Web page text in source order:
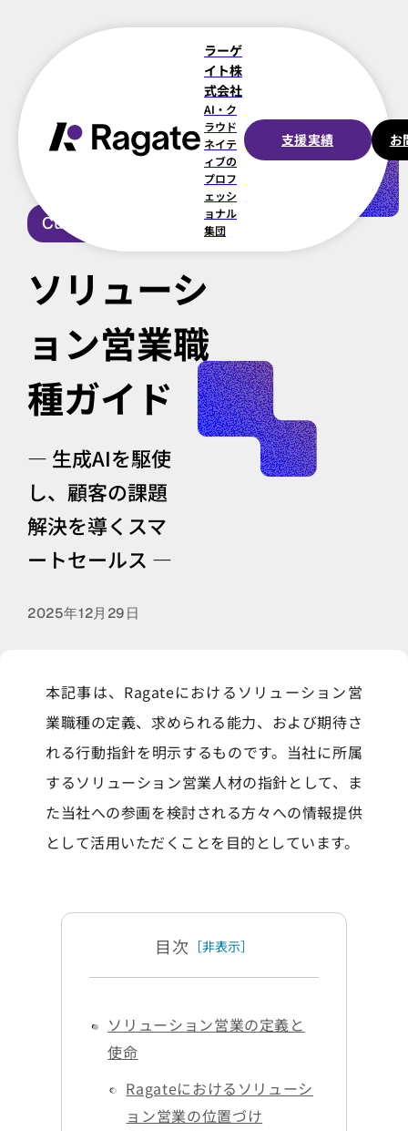
ラーゲ
イト株
式会社
AI・ク
ラウド
ネイテ
ィブの
プロフ
ェッシ
ョナル
集団
支援実績
お
一覧に戻る
Culture
ソリューシ
ョン営業職
種ガイド
— 生成AIを駆使
し、顧客の課題
解決を導くスマ
ートセールス —
2025年12月29日
本記事は、Ragateにおけるソリューション営
業職種の定義、求められる能力、および期待さ
れる行動指針を明示するものです。当社に所属
するソリューション営業人材の指針として、ま
た当社への参画を検討される方々への情報提供
として活用いただくことを目的としています。
目次 ［非表示］
ソリューション営業の定義と
使命
Ragateにおけるソリューシ
ョン営業の位置づけ